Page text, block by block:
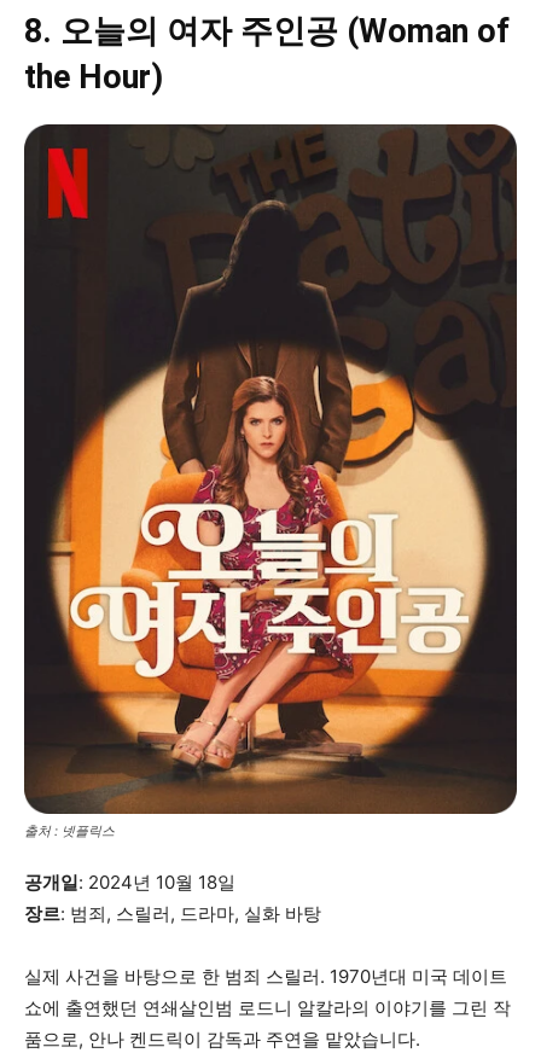
8. 오늘의 여자 주인공 (Woman of
the Hour)
출처 : 넷플릭스
공개일: 2024년 10월 18일
장르: 범죄, 스릴러, 드라마, 실화 바탕
실제 사건을 바탕으로 한 범죄 스릴러. 1970년대 미국 데이트
쇼에 출연했던 연쇄살인범 로드니 알칼라의 이야기를 그린 작
품으로, 안나 켄드릭이 감독과 주연을 맡았습니다.